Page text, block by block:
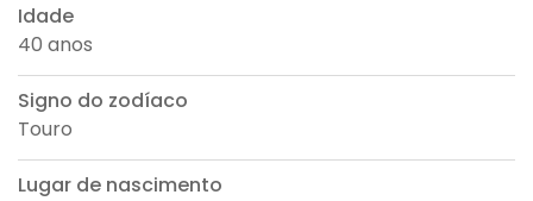
Idade
40 anos
Signo do zodíaco
Touro
Lugar de nascimento